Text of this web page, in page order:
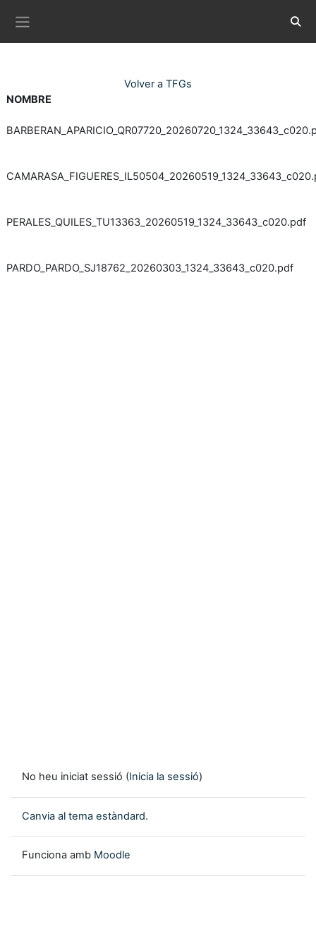
Volver a TFGs
NOMBRE
PERALES_QUILES_TU13363_20260519_1324_33643_c020.pdf
PARDO_PARDO_SJ18762_20260303_1324_33643_c020.pdf
No heu iniciat sessió (Inicia la sessió)
Canvia al tema estàndard.
Funciona amb Moodle